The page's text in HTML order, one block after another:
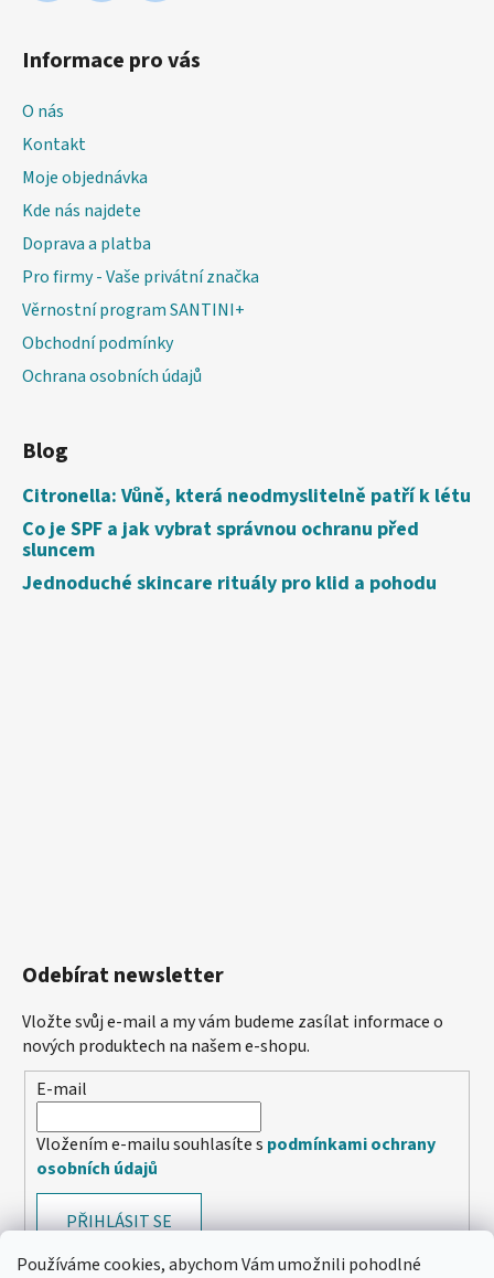
Používáme cookies, abychom Vám umožnili pohodlné
Informace pro vás
O nás
Kontakt
Moje objednávka
Kde nás najdete
Doprava a platba
Pro firmy - Vaše privátní značka
Věrnostní program SANTINI+
Obchodní podmínky
Ochrana osobních údajů
Blog
Citronella: Vůně, která neodmyslitelně patří k létu
Co je SPF a jak vybrat správnou ochranu před
sluncem
Jednoduché skincare rituály pro klid a pohodu
Odebírat newsletter
Vložte svůj e-mail a my vám budeme zasílat informace o
nových produktech na našem e-shopu.
E-mail
Vložením e-mailu souhlasíte s podmínkami ochrany
osobních údajů
PŘIHLÁSIT SE